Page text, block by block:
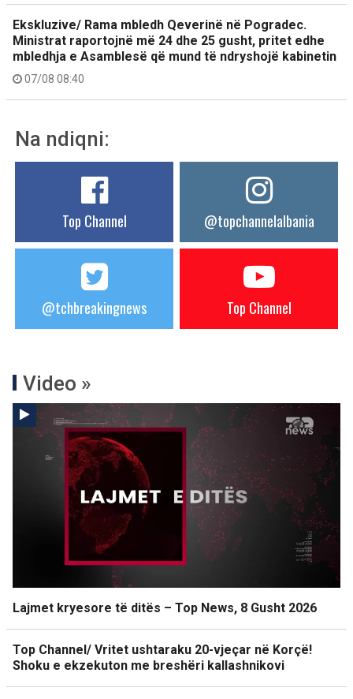
Ekskluzive/ Rama mbledh Qeverinë në Pogradec.
Ministrat raportojnë më 24 dhe 25 gusht, pritet edhe
mbledhja e Asamblesë që mund të ndryshojë kabinetin
07/08 08:40
Na ndiqni:
Top Channel @topchannelalbania
@tchbreakingnews Top Channel
Video »
Lajmet kryesore të ditës – Top News, 8 Gusht 2026
Top Channel/ Vritet ushtaraku 20-vjeçar në Korçë!
Shoku e ekzekuton me breshëri kallashnikovi